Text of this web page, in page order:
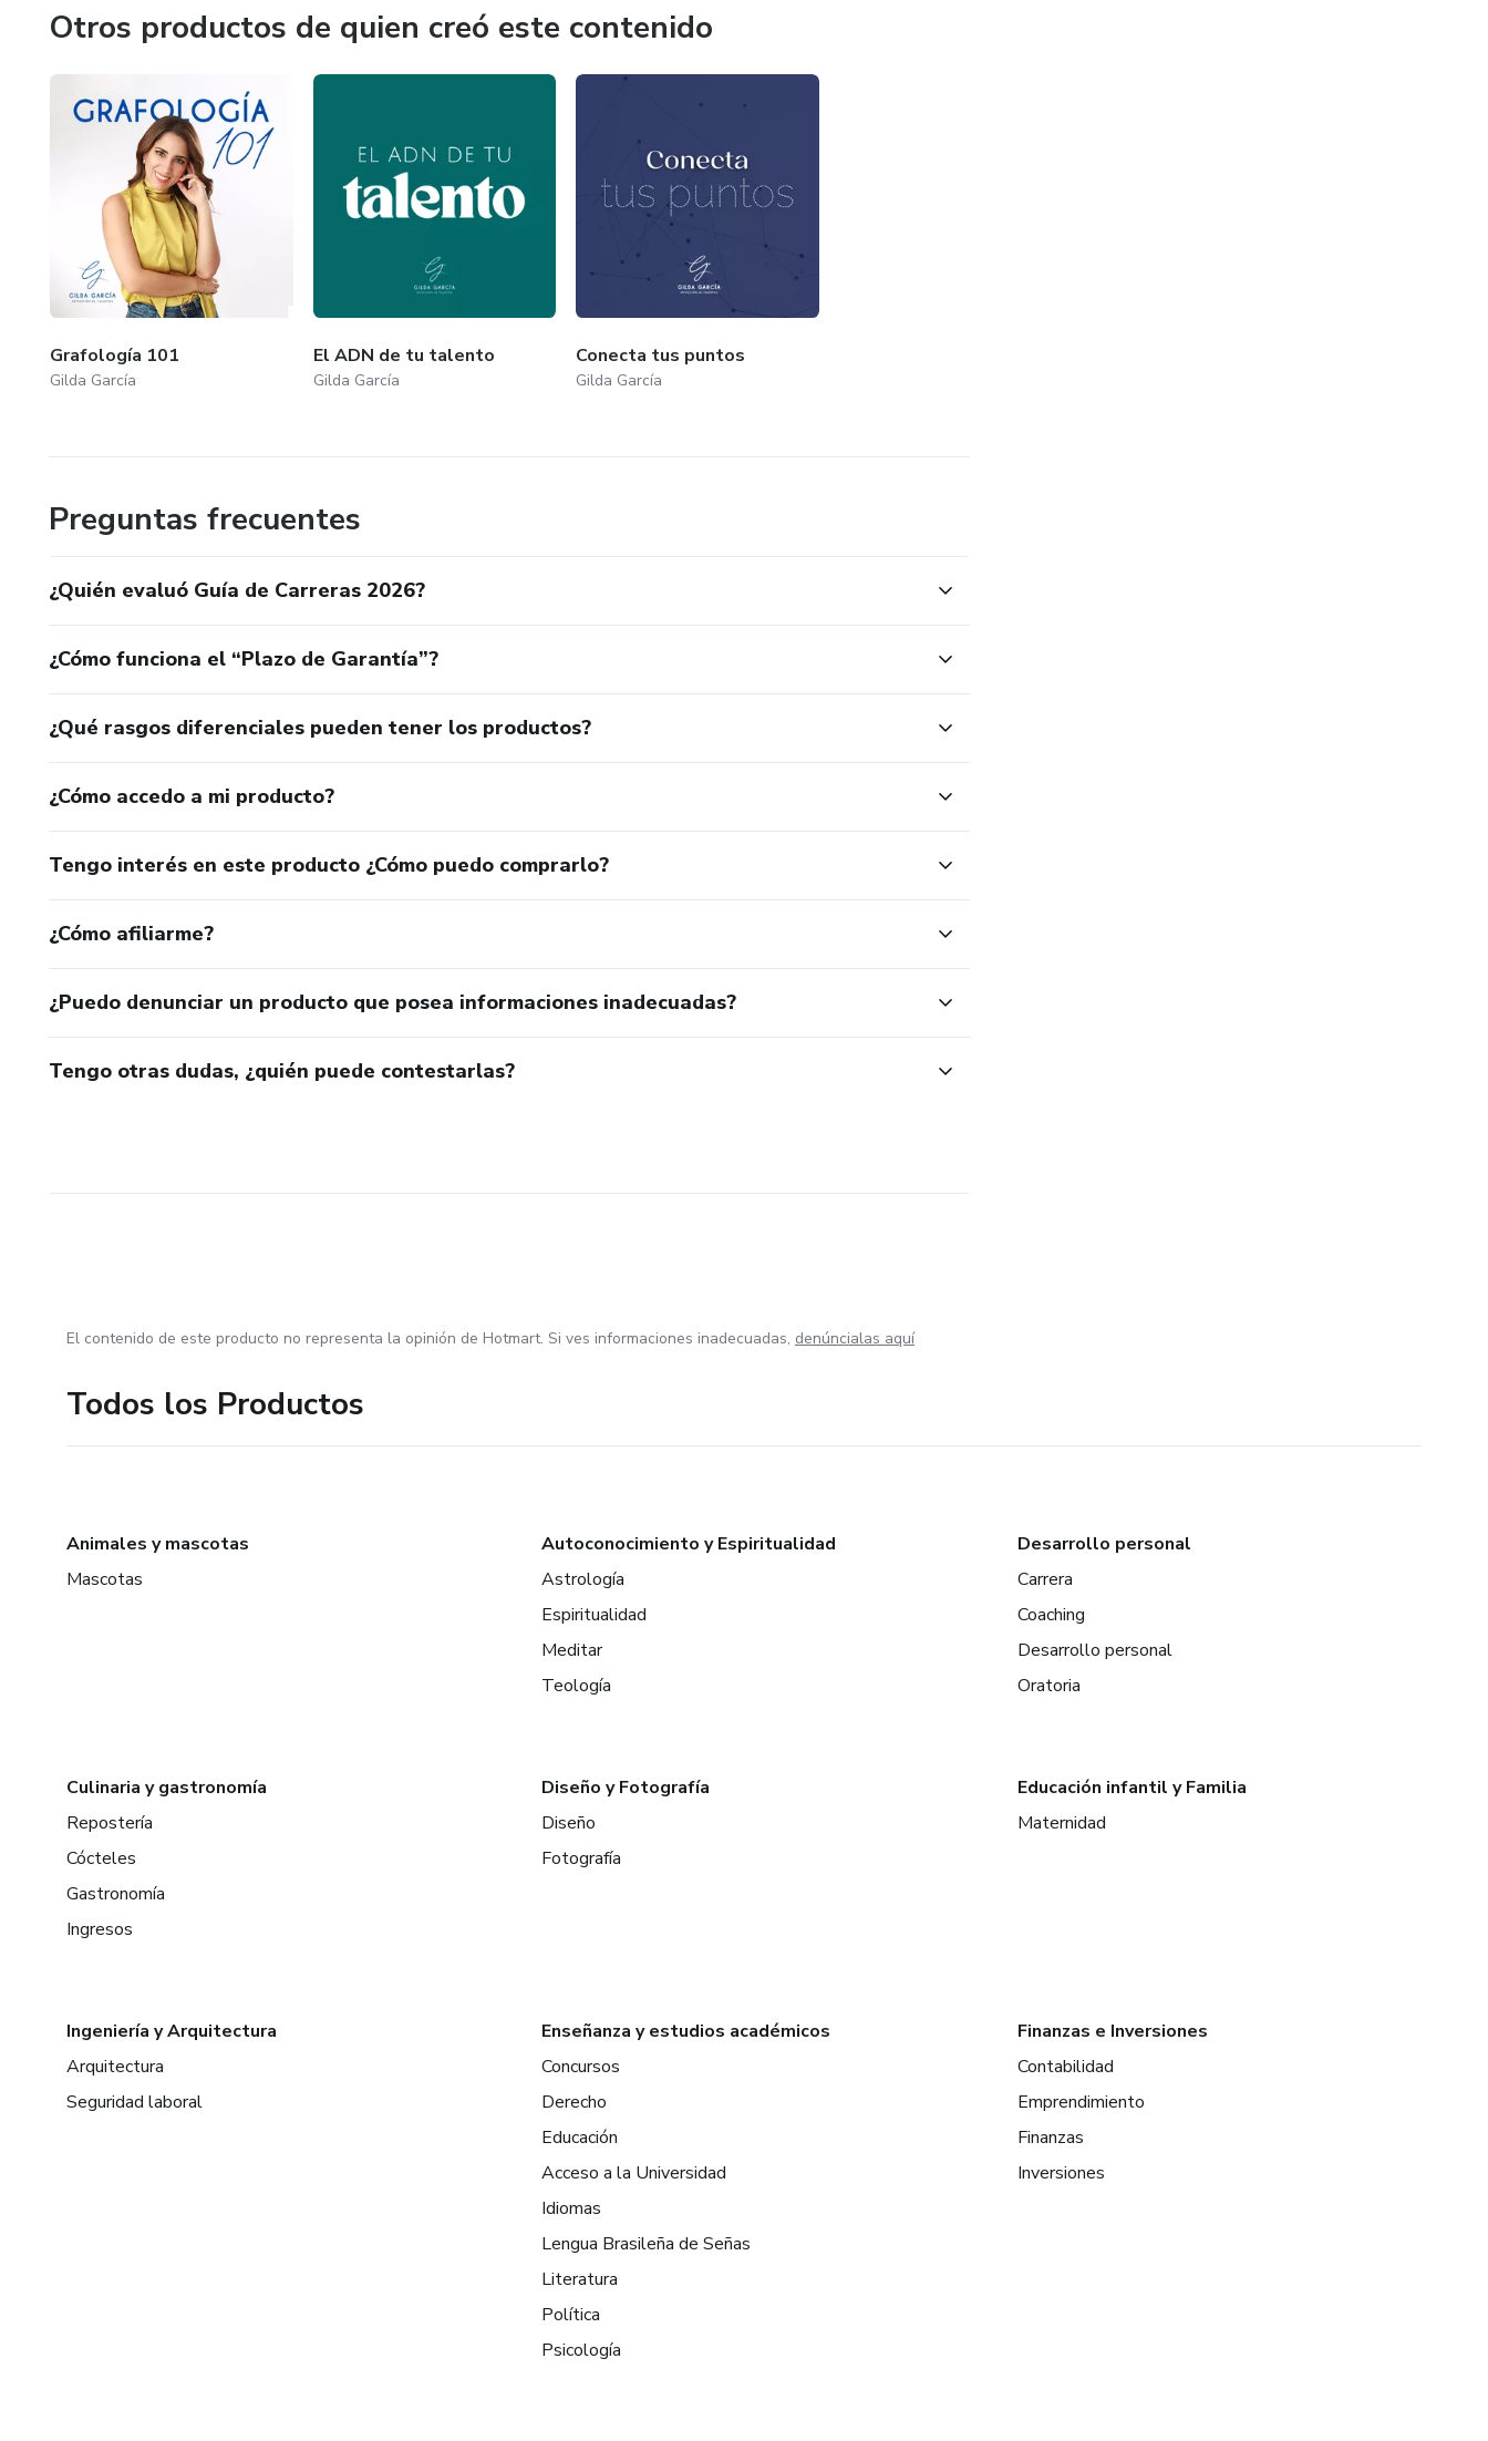
También soy conferencista y he participado en diferentes programas de televisión, radio y podcasts. Entre ellos
destacan Sale el Sol y Por el Placer de Vivir, de César Lozano.
Otros productos de quien creó este contenido
Grafología 101
Gilda García
El ADN de tu talento
Gilda García
Conecta tus puntos
Gilda García
Preguntas frecuentes
¿Quién evaluó Guía de Carreras 2026?
¿Cómo funciona el “Plazo de Garantía”?
¿Qué rasgos diferenciales pueden tener los productos?
¿Cómo accedo a mi producto?
Tengo interés en este producto ¿Cómo puedo comprarlo?
¿Cómo afiliarme?
¿Puedo denunciar un producto que posea informaciones inadecuadas?
Tengo otras dudas, ¿quién puede contestarlas?
El contenido de este producto no representa la opinión de Hotmart. Si ves informaciones inadecuadas, denúncialas aquí
Todos los Productos
Animales y mascotas
Mascotas
Autoconocimiento y Espiritualidad
Astrología
Espiritualidad
Meditar
Teología
Desarrollo personal
Carrera
Coaching
Desarrollo personal
Oratoria
Culinaria y gastronomía
Repostería
Cócteles
Gastronomía
Ingresos
Diseño y Fotografía
Diseño
Fotografía
Educación infantil y Familia
Maternidad
Ingeniería y Arquitectura
Arquitectura
Seguridad laboral
Enseñanza y estudios académicos
Concursos
Derecho
Educación
Acceso a la Universidad
Idiomas
Lengua Brasileña de Señas
Literatura
Política
Psicología
Finanzas e Inversiones
Contabilidad
Emprendimiento
Finanzas
Inversiones